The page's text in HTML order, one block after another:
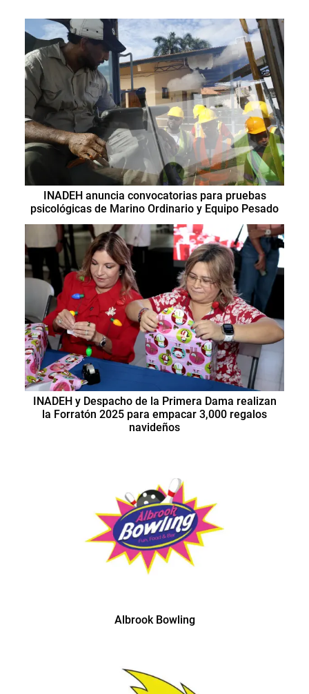
INADEH anuncia convocatorias para pruebas
psicológicas de Marino Ordinario y Equipo Pesado
INADEH y Despacho de la Primera Dama realizan
la Forratón 2025 para empacar 3,000 regalos
navideños
Albrook Bowling